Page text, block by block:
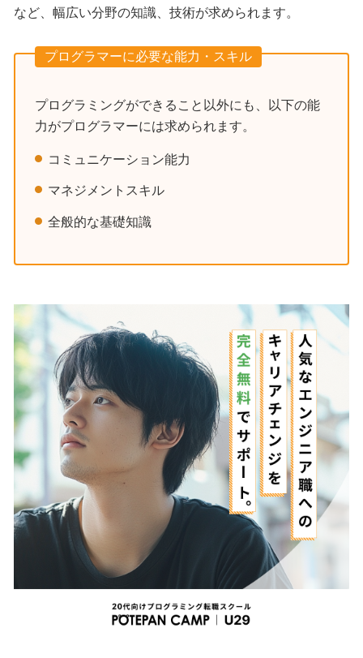
など、幅広い分野の知識、技術が求められます。
プログラマーに必要な能力・スキル
プログラミングができること以外にも、以下の能
力がプログラマーには求められます。
コミュニケーション能力
マネジメントスキル
全般的な基礎知識